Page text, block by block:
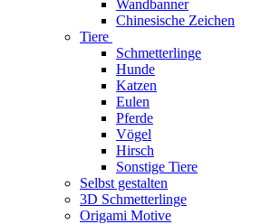
Wandbanner
Chinesische Zeichen
Tiere
Schmetterlinge
Hunde
Katzen
Eulen
Pferde
Vögel
Hirsch
Sonstige Tiere
Selbst gestalten
3D Schmetterlinge
Origami Motive